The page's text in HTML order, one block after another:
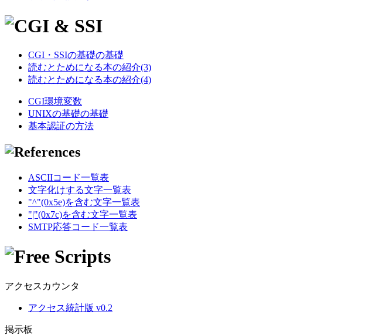
CGI・SSIの基礎の基礎
読むとためになる本の紹介(3)
読むとためになる本の紹介(4)
CGI環境変数
UNIXの基礎の基礎
基本認証の方法
ASCIIコード一覧表
文字化けする文字一覧表
"^"(0x5e)を含む文字一覧表
"|"(0x7c)を含む文字一覧表
SMTP応答コード一覧表
アクセスカウンタ
アクセス統計版 v0.2
掲示板